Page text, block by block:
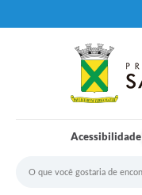
Acessibilidade